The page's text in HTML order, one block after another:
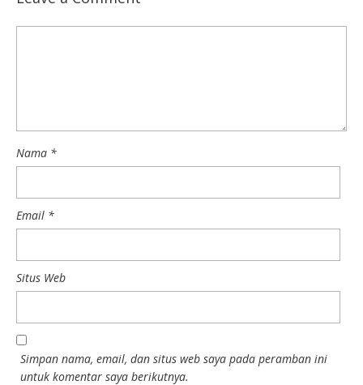
Nama *
Email *
Situs Web
Simpan nama, email, dan situs web saya pada peramban ini
untuk komentar saya berikutnya.